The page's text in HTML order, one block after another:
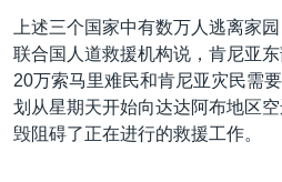
转
到
索
欧洲
非洲
美洲
科教·文娱·体健
军事
劳工
白宫要闻
国会报道
美中关系
VOA视频
VOA今日焦点
中文广播
上述三个国家中有数万人逃离家
联合国人道救援机构说，肯尼亚
20万索马里难民和肯尼亚灾民需
划从星期天开始向达达阿布地区
毁阻碍了正在进行的救援工作。